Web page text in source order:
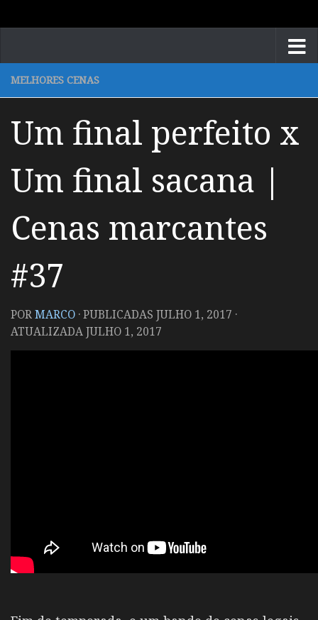
MELHORES CENAS
Um final perfeito x
Um final sacana |
Cenas marcantes
#37
PORMARCO · PUBLICADAS JULHO 1, 2017 ·
ATUALIZADAJULHO 1, 2017